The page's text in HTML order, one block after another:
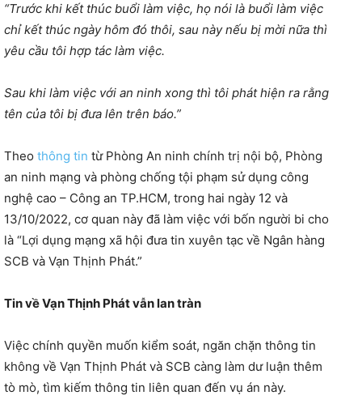
“Trước khi kết thúc buổi làm việc, họ nói là buổi làm việc
chỉ kết thúc ngày hôm đó thôi, sau này nếu bị mời nữa thì
yêu cầu tôi hợp tác làm việc.
Sau khi làm việc với an ninh xong thì tôi phát hiện ra rằng
tên của tôi bị đưa lên trên báo.”
Theo thông tin từ Phòng An ninh chính trị nội bộ, Phòng
an ninh mạng và phòng chống tội phạm sử dụng công
nghệ cao – Công an TP.HCM, trong hai ngày 12 và
13/10/2022, cơ quan này đã làm việc với bốn người bi cho
là “Lợi dụng mạng xã hội đưa tin xuyên tạc về Ngân hàng
SCB và Vạn Thịnh Phát.”
Tin về Vạn Thịnh Phát vẫn lan tràn
Việc chính quyền muốn kiểm soát, ngăn chặn thông tin
không về Vạn Thịnh Phát và SCB càng làm dư luận thêm
tò mò, tìm kiếm thông tin liên quan đến vụ án này.